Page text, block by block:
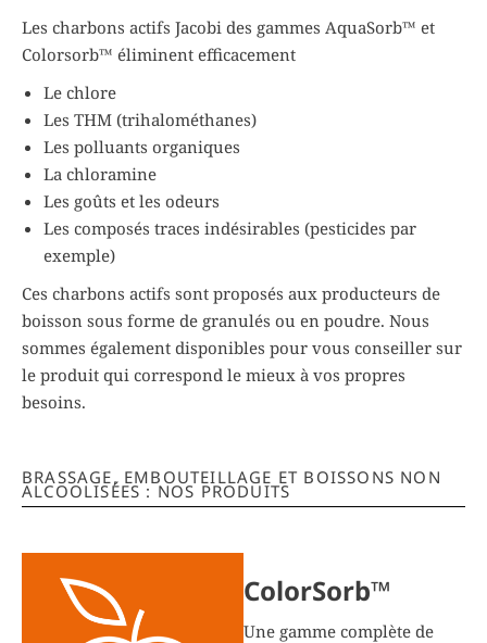
Les charbons actifs Jacobi des gammes AquaSorb™ et
Colorsorb™ éliminent efficacement
Le chlore
Les THM (trihalométhanes)
Les polluants organiques
La chloramine
Les goûts et les odeurs
Les composés traces indésirables (pesticides par
exemple)
Ces charbons actifs sont proposés aux producteurs de
boisson sous forme de granulés ou en poudre. Nous
sommes également disponibles pour vous conseiller sur
le produit qui correspond le mieux à vos propres
besoins.
BRASSAGE, EMBOUTEILLAGE ET BOISSONS NON
ALCOOLISÉES : NOS PRODUITS
ColorSorb™
Une gamme complète de